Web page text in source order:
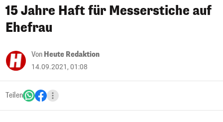
15 Jahre Haft für Messerstiche auf
Ehefrau
Von Heute Redaktion
14.09.2021, 01:08
Teilen